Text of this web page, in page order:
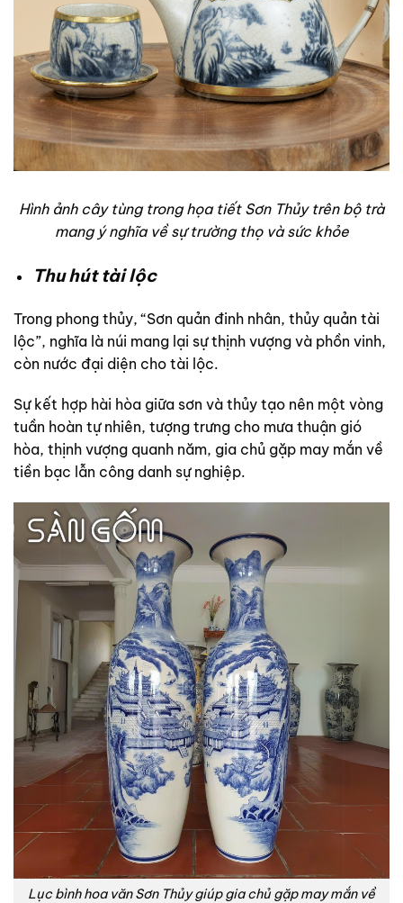
Hình ảnh cây tùng trong họa tiết Sơn Thủy trên bộ trà
mang ý nghĩa về sự trường thọ và sức khỏe
Thu hút tài lộc
Trong phong thủy, “Sơn quản đinh nhân, thủy quản tài
lộc”, nghĩa là núi mang lại sự thịnh vượng và phồn vinh,
còn nước đại diện cho tài lộc.
Sự kết hợp hài hòa giữa sơn và thủy tạo nên một vòng
tuần hoàn tự nhiên, tượng trưng cho mưa thuận gió
hòa, thịnh vượng quanh năm, gia chủ gặp may mắn về
tiền bạc lẫn công danh sự nghiệp.
Lục bình hoa văn Sơn Thủy giúp gia chủ gặp may mắn về